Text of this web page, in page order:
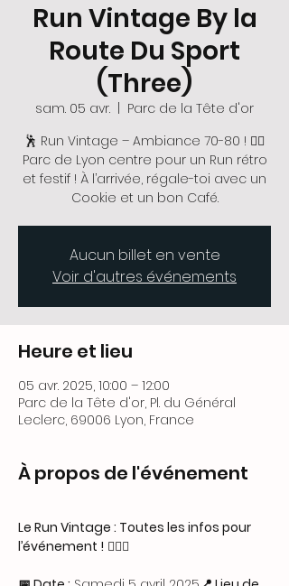
Run Vintage By la
Route Du Sport
(Three)
sam. 05 avr.
Parc de la Tête d'or
🕺 Run Vintage – Ambiance 70-80 ! 🏃‍♀️
Parc de Lyon centre pour un Run rétro
et festif ! À l’arrivée, régale-toi avec un
Cookie et un bon Café.
Aucun billet en vente
Voir d'autres événements
Heure et lieu
05 avr. 2025, 10:00 – 12:00
Parc de la Tête d'or, Pl. du Général
Leclerc, 69006 Lyon, France
À propos de l'événement
Le Run Vintage : Toutes les infos pour
l’événement ! 🏃‍♂️✨